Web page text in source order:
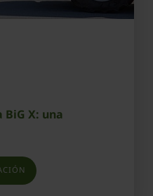
BiG X: una